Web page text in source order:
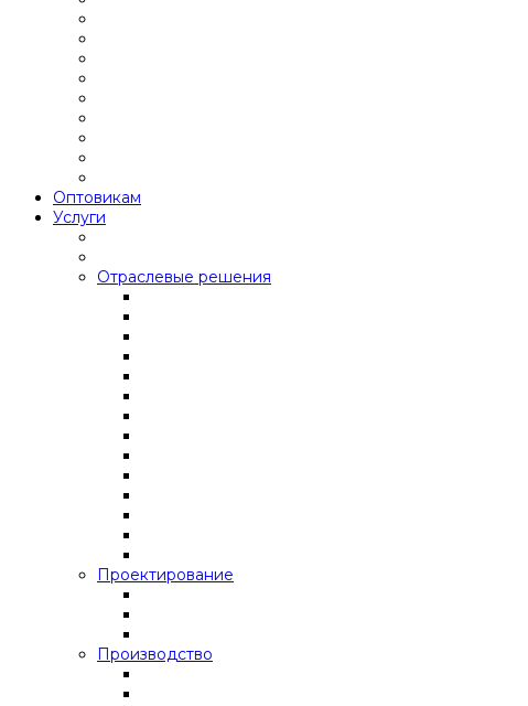
Оптовикам
Услуги
Отраслевые решения
Проектирование
Производство